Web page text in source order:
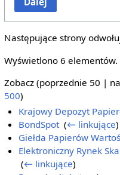
Następujące strony
Wyświetlono 6 elementów.
Zobacz (poprzednie 50 |
500)
Krajowy Depozyt
BondSpot‎(← linkujące)
Giełda Papierów
Elektroniczny Rynek
‎(← linkujące)